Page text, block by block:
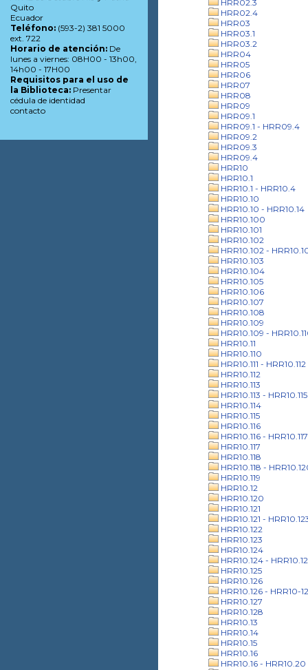
HRR02.3
HRR02.4
HRR03
HRR03.1
HRR03.2
HRR04
HRR05
HRR06
HRR07
HRR08
HRR09
HRR09.1
HRR09.1 - HRR09.4
HRR09.2
HRR09.3
HRR09.4
HRR10
HRR10.1
HRR10.1 - HRR10.4
HRR10.10
HRR10.10 - HRR10.14
HRR10.100
HRR10.101
HRR10.102
HRR10.102 -
HRR10.103
HRR10.104
HRR10.105
HRR10.106
HRR10.107
HRR10.108
HRR10.109
HRR10.109 -
HRR10.11
HRR10.110
HRR10.111 - HRR10.112
HRR10.112
HRR10.113
HRR10.113 - HRR10.115
HRR10.114
HRR10.115
HRR10.116
HRR10.116 - HRR10.117
HRR10.117
HRR10.118
HRR10.118 -
HRR10.119
HRR10.12
HRR10.120
HRR10.121
HRR10.121 -
HRR10.122
HRR10.123
HRR10.124
HRR10.124 -
HRR10.125
HRR10.126
HRR10.126 - HRR10-
HRR10.127
HRR10.128
HRR10.13
HRR10.14
HRR10.15
HRR10.16
HRR10.16 - HRR10.20
Quito
Ecuador
Teléfono: (593-2) 381 5000
ext. 722
Horario de atención: De
lunes a viernes: 08H00 - 13h00,
14h00 - 17H00
Requisitos para el uso de
la Biblioteca: Presentar
cédula de identidad
contacto